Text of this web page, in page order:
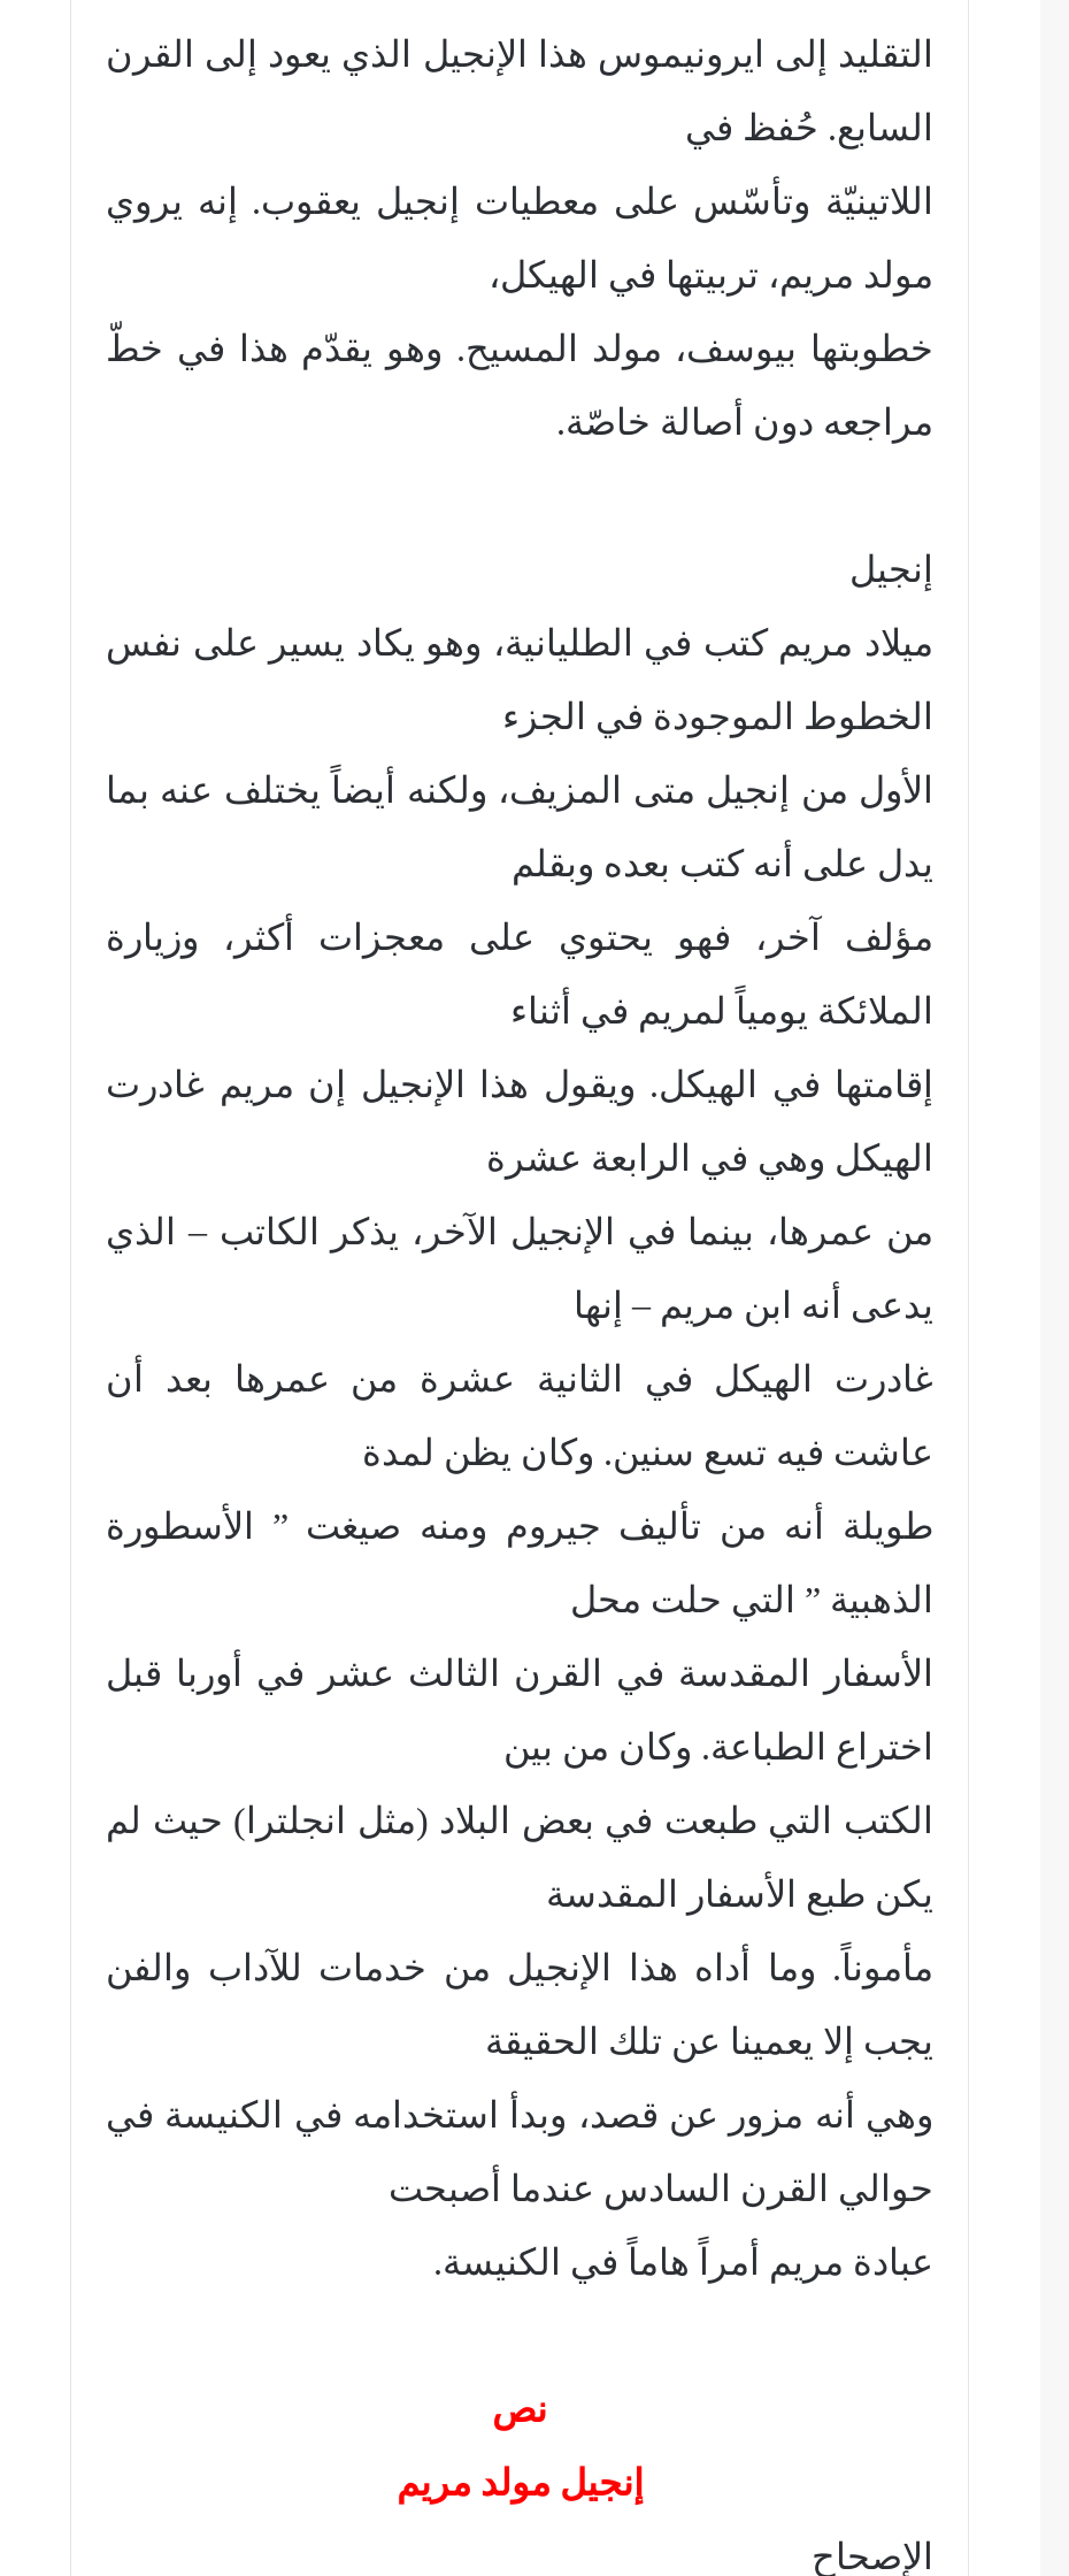
التقليد إلى ايرونيموس هذا الإنجيل الذي يعود إلى القرن
السابع. حُفظ في
اللاتينيّة وتأسّس على معطيات إنجيل يعقوب. إنه يروي
مولد مريم، تربيتها في الهيكل،
خطوبتها بيوسف، مولد المسيح. وهو يقدّم هذا في خطّ
مراجعه دون أصالة خاصّة.
إنجيل
ميلاد مريم كتب في الطليانية، وهو يكاد يسير على نفس
الخطوط الموجودة في الجزء
الأول من إنجيل متى المزيف، ولكنه أيضاً يختلف عنه بما
يدل على أنه كتب بعده وبقلم
مؤلف آخر، فهو يحتوي على معجزات أكثر، وزيارة
الملائكة يومياً لمريم في أثناء
إقامتها في الهيكل. ويقول هذا الإنجيل إن مريم غادرت
الهيكل وهي في الرابعة عشرة
من عمرها، بينما في الإنجيل الآخر، يذكر الكاتب – الذي
يدعى أنه ابن مريم – إنها
غادرت الهيكل في الثانية عشرة من عمرها بعد أن
عاشت فيه تسع سنين. وكان يظن لمدة
طويلة أنه من تأليف جيروم ومنه صيغت ” الأسطورة
الذهبية ” التي حلت محل
الأسفار المقدسة في القرن الثالث عشر في أوربا قبل
اختراع الطباعة. وكان من بين
الكتب التي طبعت في بعض البلاد (مثل انجلترا) حيث لم
يكن طبع الأسفار المقدسة
مأموناً. وما أداه هذا الإنجيل من خدمات للآداب والفن
يجب إلا يعمينا عن تلك الحقيقة
وهي أنه مزور عن قصد، وبدأ استخدامه في الكنيسة في
حوالي القرن السادس عندما أصبحت
عبادة مريم أمراً هاماً في الكنيسة.
نص
إنجيل مولد مريم
الإصحاح